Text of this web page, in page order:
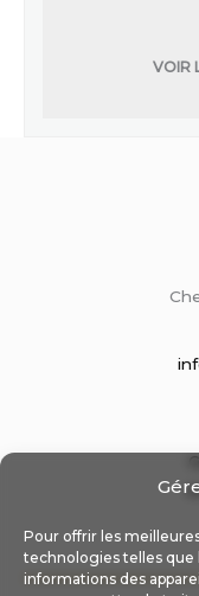
Pour offrir les
technologies telles que
informations des
VOIR